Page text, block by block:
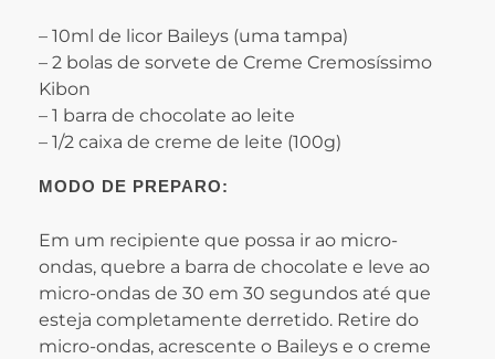
– 10ml de licor Baileys (uma tampa)
– 2 bolas de sorvete de Creme Cremosíssimo
Kibon
– 1 barra de chocolate ao leite
– 1/2 caixa de creme de leite (100g)
MODO DE PREPARO:
Em um recipiente que possa ir ao micro-
ondas, quebre a barra de chocolate e leve ao
micro-ondas de 30 em 30 segundos até que
esteja completamente derretido. Retire do
micro-ondas, acrescente o Baileys e o creme